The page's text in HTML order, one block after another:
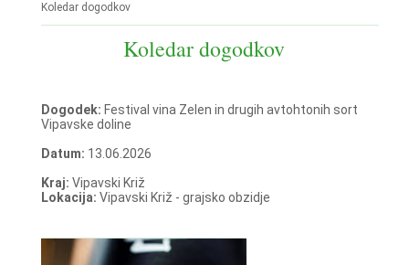
Koledar dogodkov
Koledar dogodkov
Dogodek: Festival vina Zelen in drugih avtohtonih sort
Vipavske doline
Datum: 13.06.2026
Kraj: Vipavski Križ
Lokacija: Vipavski Križ - grajsko obzidje